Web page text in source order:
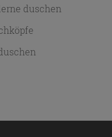
duschen